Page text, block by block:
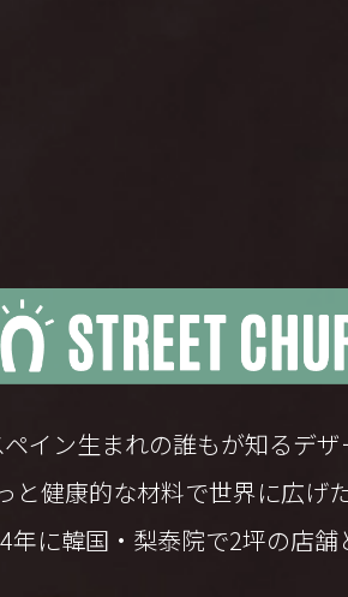
ペイン生まれの誰もが知るデ
と健康的な材料で世界に広げ
年に韓国・梨泰院で2坪の店